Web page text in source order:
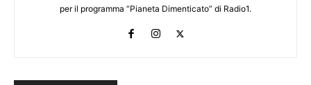
per il programma “Pianeta Dimenticato” di Radio1.